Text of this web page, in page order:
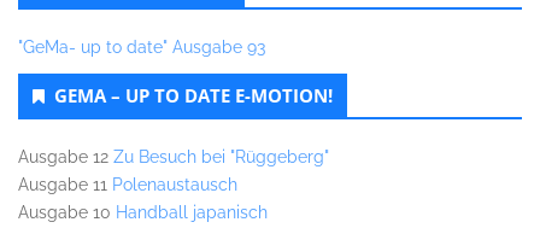
"GeMa- up to date" Ausgabe 93
GEMA – UP TO DATE E-MOTION!
Ausgabe 12 Zu Besuch bei "Rüggeberg"
Ausgabe 11 Polenaustausch
Ausgabe 10 Handball japanisch